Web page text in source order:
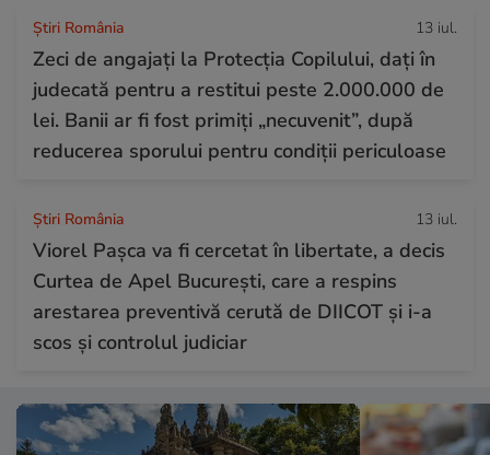
Știri România 13 iul.
Zeci de angajați la Protecția Copilului, dați în
judecată pentru a restitui peste 2.000.000 de
lei. Banii ar fi fost primiți „necuvenit”, după
reducerea sporului pentru condiții periculoase
Știri România 13 iul.
Viorel Pașca va fi cercetat în libertate, a decis
Curtea de Apel București, care a respins
arestarea preventivă cerută de DIICOT și i-a
scos și controlul judiciar